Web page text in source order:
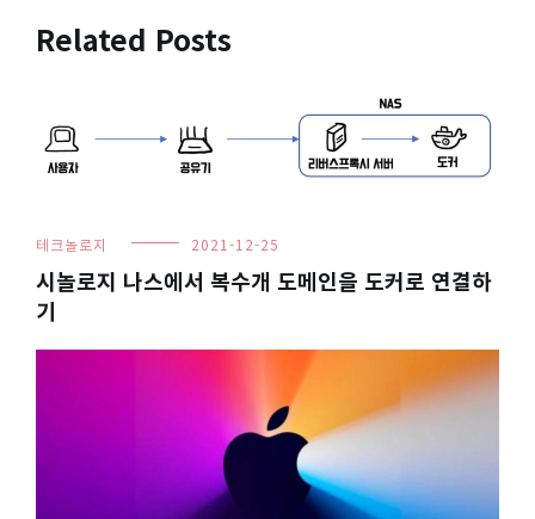
색
Related Posts
테크놀로지 2021-12-25
시놀로지 나스에서 복수개 도메인을 도커로 연결하
기